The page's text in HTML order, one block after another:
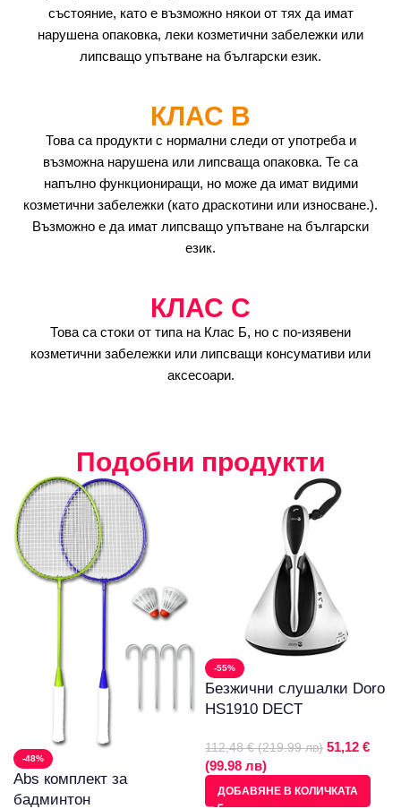
състояние, като е възможно някои от тях да имат
нарушена опаковка, леки козметични забележки или
липсващо упътване на български език.
КЛАС B
Това са продукти с нормални следи от употреба и
възможна нарушена или липсваща опаковка. Те са
напълно функциониращи, но може да имат видими
козметични забележки (като драскотини или износване.).
Възможно е да имат липсващо упътване на български
език.
КЛАС C
Това са стоки от типа на Клас Б, но с по-изявени
козметични забележки или липсващи консумативи или
аксесоари.
Подобни продукти
-48%
Abs комплект за
бадминтон
-55%
Безжични слушалки Doro
HS1910 DECT
112,48 € (219.99 лв) 51,12 €
(99.98 лв)
ДОБАВЯНЕ В КОЛИЧКАТА